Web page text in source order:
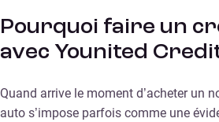
Pourquoi faire un
avec Younited
Quand arrive le moment d’acheter un
auto s’impose parfois comme une